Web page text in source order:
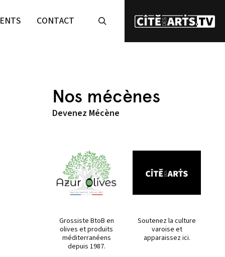
CONTACT
Nos mécènes
Devenez Mécène
Grossiste BtoB en
olives et produits
méditerranéens
depuis 1987.
Soutenez la culture
varoise et
apparaissez ici.